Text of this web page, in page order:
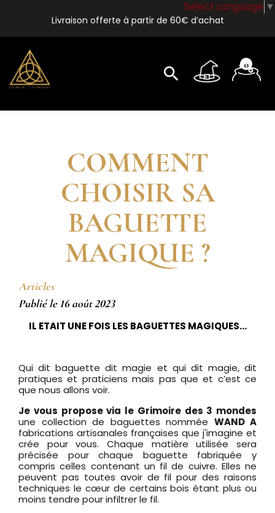
Livraison offerte à partir de 60€ d’achat
search 0
COMMENT
CHOISIR SA
BAGUETTE
MAGIQUE ?
Articles
Publié le 16 août 2023
IL ETAIT UNE FOIS LES BAGUETTES MAGIQUES…
Qui dit baguette dit magie et qui dit magie, dit
pratiques et praticiens mais pas que et c’est ce
que nous allons voir.
Je vous propose via le Grimoire des 3 mondes
une collection de baguettes nommée WAND A
fabrications artisanales françaises que j'imagine et
crée pour vous. Chaque matière utilisée sera
précisée pour chaque baguette fabriquée y
compris celles contenant un fil de cuivre. Elles ne
peuvent pas toutes avoir de fil pour des raisons
techniques le cœur de certains bois étant plus ou
moins tendre pour infiltrer le fil.
Select Language ▼